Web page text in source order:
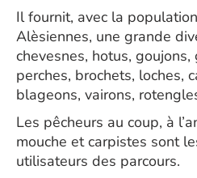
Il fournit, avec la
Alèsiennes, une grande
chevesnes, hotus,
perches, brochets, loches,
blageons, vairons,
Les pêcheurs au coup, à
mouche et carpistes sont
utilisateurs des parcours.